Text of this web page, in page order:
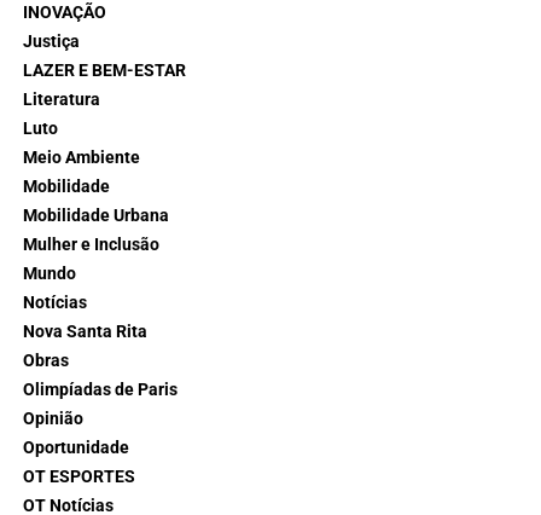
INOVAÇÃO
Justiça
LAZER E BEM-ESTAR
Literatura
Luto
Meio Ambiente
Mobilidade
Mobilidade Urbana
Mulher e Inclusão
Mundo
Notícias
Nova Santa Rita
Obras
Olimpíadas de Paris
Opinião
Oportunidade
OT ESPORTES
OT Notícias